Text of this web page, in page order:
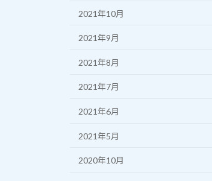
2021年10月
2021年9月
2021年8月
2021年7月
2021年6月
2021年5月
2020年10月